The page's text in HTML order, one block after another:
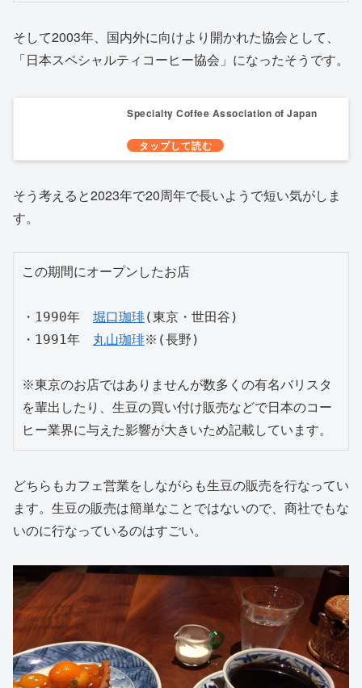
そして2003年、国内外に向けより開かれた協会として、
「日本スペシャルティコーヒー協会」になったそうです。
Specialty Coffee Association of Japan
そう考えると2023年で20周年で長いようで短い気がしま
す。
この期間にオープンしたお店
・1990年 堀口珈琲(東京・世田谷)
・1991年 丸山珈琲※(長野)
※東京のお店ではありませんが数多くの有名バリスタ
を輩出したり、生豆の買い付け販売などで日本のコー
ヒー業界に与えた影響が大きいため記載しています。
どちらもカフェ営業をしながらも生豆の販売を行なってい
ます。生豆の販売は簡単なことではないので、商社でもな
いのに行なっているのはすごい。